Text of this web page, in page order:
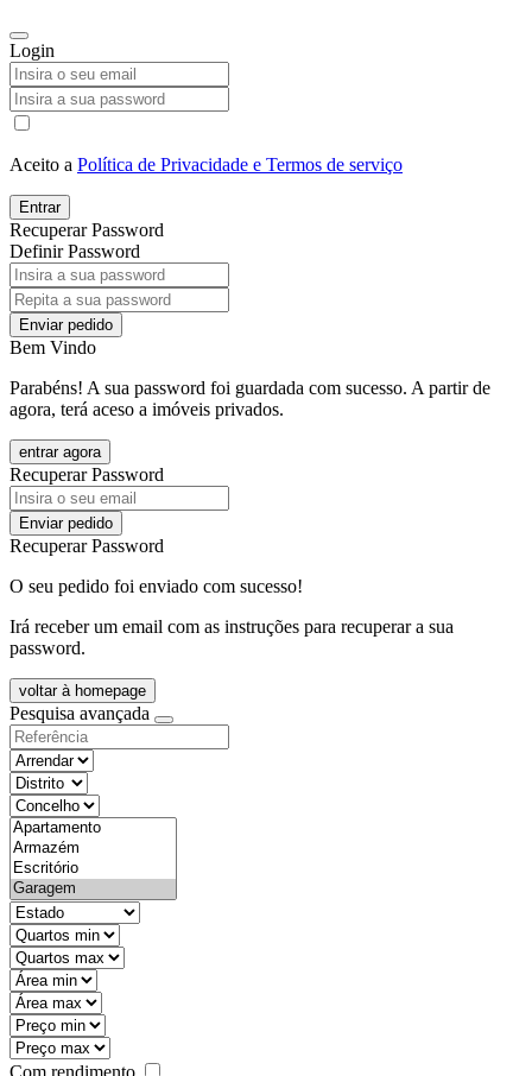
Login
Aceito a Política de Privacidade e Termos de serviço
Entrar
Recuperar Password
Definir Password
Enviar pedido
Bem Vindo
Parabéns! A sua password foi guardada com sucesso. A partir de
agora, terá aceso a imóveis privados.
entrar agora
Recuperar Password
Enviar pedido
Recuperar Password
O seu pedido foi enviado com sucesso!
Irá receber um email com as instruções para recuperar a sua
password.
voltar à homepage
Pesquisa avançada
objective
districtId
countyId
types
state
mintypo
maxtypo
minarea
maxarea
minprice
maxprice
Com rendimento